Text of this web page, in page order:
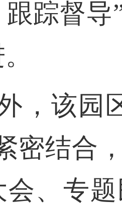
踪督
，该园
密结合
会、专